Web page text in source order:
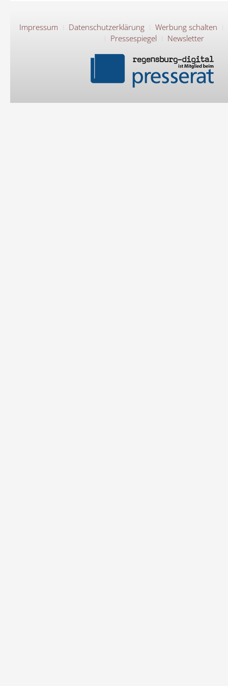
Impressum Datenschutzerklärung
Werbung schalten
Pressespiegel
Newsletter